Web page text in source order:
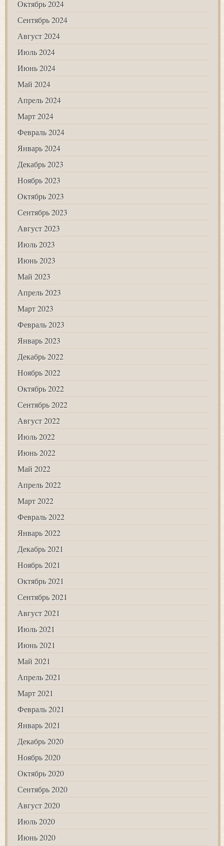
Октябрь 2024
Сентябрь 2024
Август 2024
Июль 2024
Июнь 2024
Май 2024
Апрель 2024
Март 2024
Февраль 2024
Январь 2024
Декабрь 2023
Ноябрь 2023
Октябрь 2023
Сентябрь 2023
Август 2023
Июль 2023
Июнь 2023
Май 2023
Апрель 2023
Март 2023
Февраль 2023
Январь 2023
Декабрь 2022
Ноябрь 2022
Октябрь 2022
Сентябрь 2022
Август 2022
Июль 2022
Июнь 2022
Май 2022
Апрель 2022
Март 2022
Февраль 2022
Январь 2022
Декабрь 2021
Ноябрь 2021
Октябрь 2021
Сентябрь 2021
Август 2021
Июль 2021
Июнь 2021
Май 2021
Апрель 2021
Март 2021
Февраль 2021
Январь 2021
Декабрь 2020
Ноябрь 2020
Октябрь 2020
Сентябрь 2020
Август 2020
Июль 2020
Июнь 2020